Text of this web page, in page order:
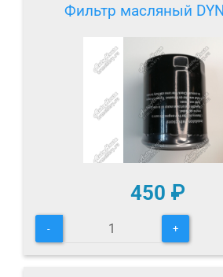
Фильтр масляный
450 ₽
- +